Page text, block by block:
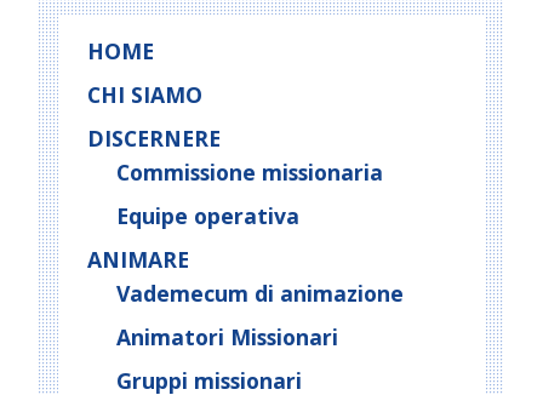
HOME
CHI SIAMO
DISCERNERE
Commissione missionaria
Equipe operativa
ANIMARE
Vademecum di animazione
Animatori Missionari
Gruppi missionari